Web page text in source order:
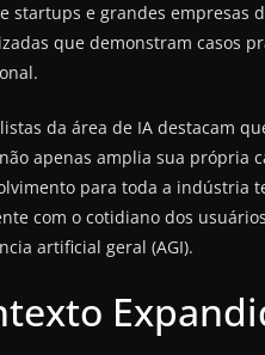
startups e grandes empresas
que demonstram casos
da área de IA destacam
apenas amplia sua própria
para toda a indústria
com o cotidiano dos
artificial geral (AGI).